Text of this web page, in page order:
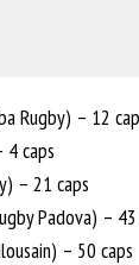
Rugby) – 12
4 caps
– 21 caps
Padova) –
– 50 caps